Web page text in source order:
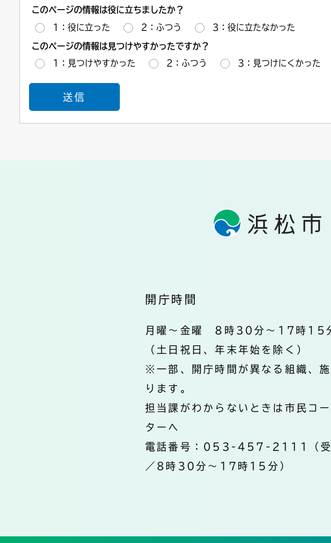
このページの情報は役に立ちましたか？
1：役に立った 2：ふつう 3：役に立たなかった
このページの情報は見つけやすかったですか？
1：見つけやすかった 2：ふつう 3：見つけにくかった
開庁時間
月曜～金曜 8時30分～17時15
（土日祝日、年末年始を除く）
※一部、開庁時間が異なる組織、施
ります。
担当課がわからないときは市民コ
ターへ
電話番号：053-457-2111（受
／8時30分～17時15分）